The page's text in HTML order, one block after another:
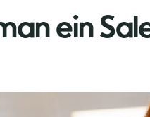
ein